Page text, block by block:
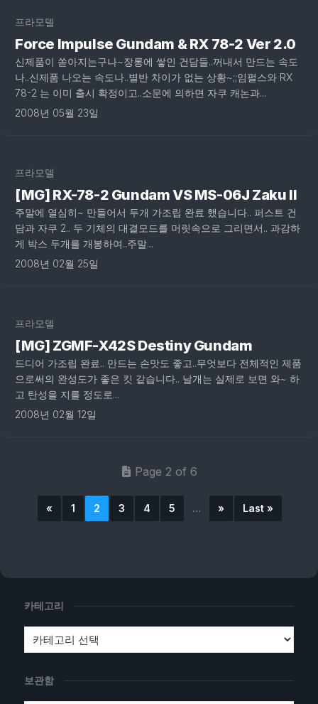
프라모델
Force Impulse Gundam & RX 78-2 Ver 2.0
신제품이 쏟아지는구나~장롱에 쌓인 건담들..꺼내서 만드는 속도
나..신제품 나오는 속도나..별반 차이가 없는 상황~;;임펄스와 RX
78-2 는 이미 출시 확정이고..소문에 의하면 자쿠 캐논과...
2008년 05월 23일
프라모델
[MG] RX-78-2 Gundam VS MS-06J Zaku II
주말에 열심히~ 만들어서 두개 가조립 완료 했습니다.. 퍼스트 건
담과 자쿠 2.. 두 기체의 대결모드를 머릿속으로 그리면서.. 과감하
게 박스 두개를 개봉하여..주말...
2008년 02월 25일
프라모델
[MG] ZGMF-X42S Destiny Gundam
드디어 가조립 완료.. 만드는 손맛도 좋고..무엇보다 전체적인 제품
으로써의 완성도가 좋은 킷 같습니다.. 날개는 실제로 보면 와~ 하
고 탄성을 지를 정도로...
2008년 02월 12일
Page 2 of 6
« 1 2 3 4 5 ... » Last »
카테고리
보관함